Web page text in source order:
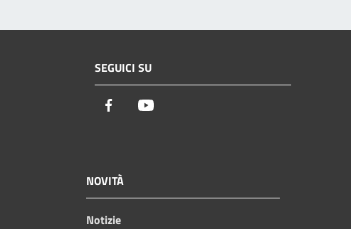
SEGUICI SU
Facebook
NOVITÀ
Notizie